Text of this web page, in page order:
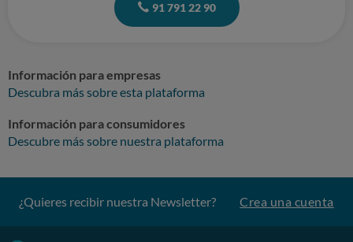
91 791 22 90
Información para empresas
Descubra más sobre esta plataforma
Información para consumidores
Descubre más sobre nuestra plataforma
¿Quieres recibir nuestra Newsletter? Crea una cuenta